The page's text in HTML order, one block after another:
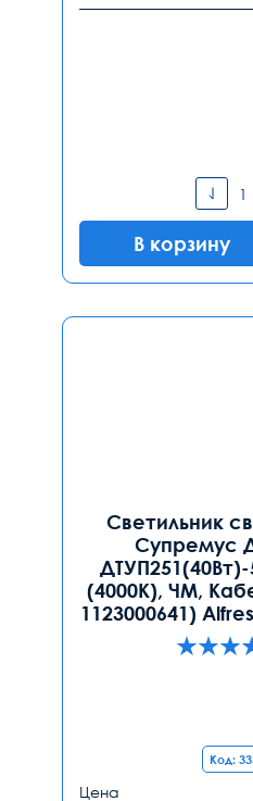
В корзину
Светильник
Супремус
ДТУП251(40Вт)-
(4000К), ЧМ,
1123000641)
Код:
Цена